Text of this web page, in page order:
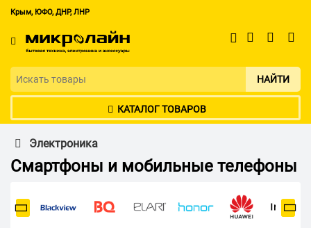
Крым, ЮФО, ДНР, ЛНР
НАЙТИ
КАТАЛОГ ТОВАРОВ
Электроника
Смартфоны и мобильные телефоны